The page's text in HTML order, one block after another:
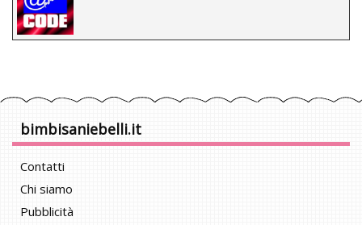
bimbisaniebelli.it
Contatti
Chi siamo
Pubblicità